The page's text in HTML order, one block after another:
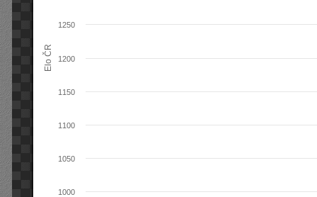
Elo ČR
1000
1050
1100
1150
1200
1250